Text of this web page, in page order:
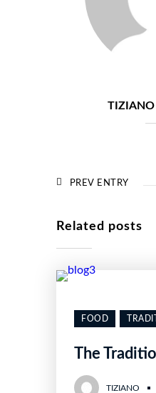
TIZIANO
PREV ENTRY
Related posts
FOOD
The
TIZIANO